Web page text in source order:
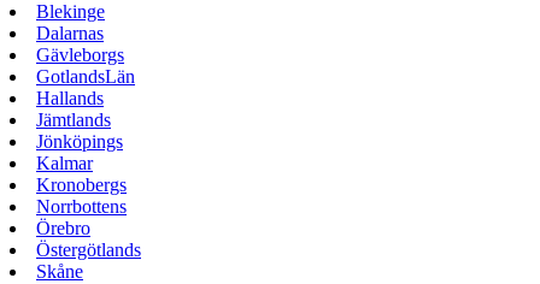
Blekinge
Dalarnas
Gävleborgs
GotlandsLän
Hallands
Jämtlands
Jönköpings
Kalmar
Kronobergs
Norrbottens
Örebro
Östergötlands
Skåne